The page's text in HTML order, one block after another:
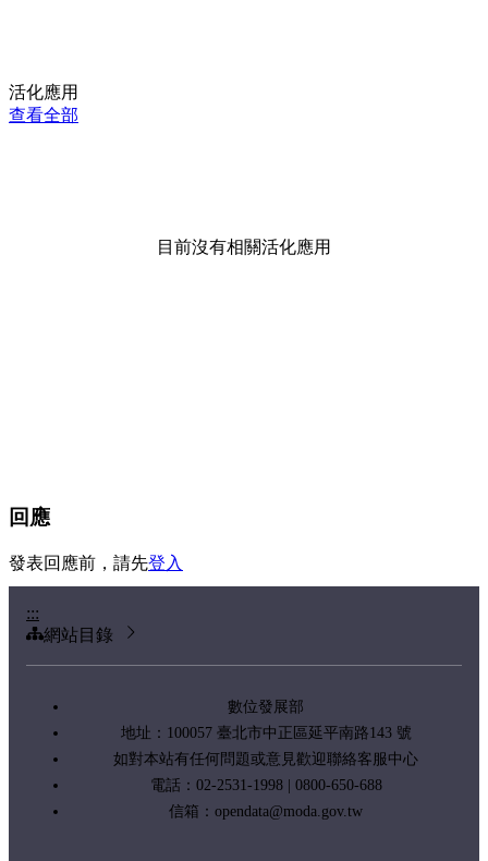
活化應用
查看全部
目前沒有相關活化應用
回應
發表回應前，請先登入
:::
網站目錄
數位發展部
地址：100057 臺北市中正區延平南路143 號
如對本站有任何問題或意見歡迎聯絡客服中心
電話：02-2531-1998 | 0800-650-688
信箱： opendata@moda.gov.tw